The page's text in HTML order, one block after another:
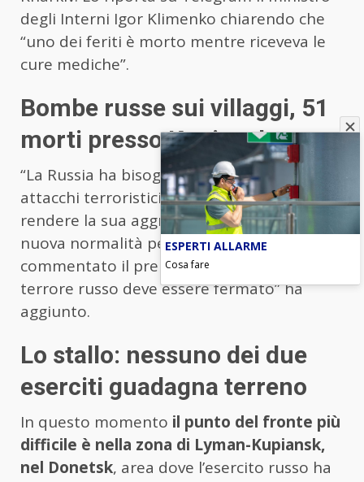
degli Interni Igor Klimenko chiarendo che
“uno dei feriti è morto mentre riceveva le
cure mediche”.
Bombe russe sui villaggi, 51
morti presso Kupiansk
“La Russia ha bisogno di questo e di altri
attacchi terroristici simili per una sola cosa:
rendere la sua aggressione genocida la
nuova normalità per il mondo intero”, ha
commentato il premier ucraino Zelensky. “Il
terrore russo deve essere fermato” ha
aggiunto.
Lo stallo: nessuno dei due
eserciti guadagna terreno
In questo momento il punto del fronte più
difficile è nella zona di Lyman-Kupiansk,
nel Donetsk, area dove l’esercito russo ha
ESPERTI ALLARME
Cosa fare